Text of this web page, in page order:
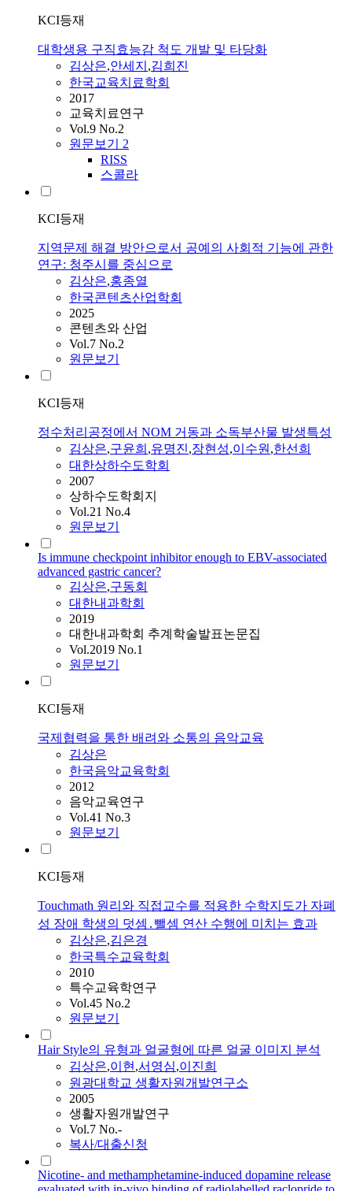
KCI등재
대학생용 구직효능감 척도 개발 및 타당화
김상은,안세지 ,김희진
한국교육치료학회
2017
교육치료연구
Vol.9 No.2
원문보기 2
RISS
스콜라
KCI등재
지역문제 해결 방안으로서 공예의 사회적 기능에 관한
연구: 청주시를 중심으로
김상은,홍종열
한국콘텐츠산업학회
2025
콘텐츠와 산업
Vol.7 No.2
원문보기
KCI등재
정수처리공정에서 NOM 거동과 소독부산물 발생특성
김상은,구윤희 ,유명진,장현성,이수원,한선희
대한상하수도학회
2007
상하수도학회지
Vol.21 No.4
원문보기
Is immune checkpoint inhibitor enough to EBV-associated
advanced gastric cancer?
김상은,구동회
대한내과학회
2019
대한내과학회 추계학술발표논문집
Vol.2019 No.1
원문보기
KCI등재
국제협력을 통한 배려와 소통의 음악교육
김상은
한국음악교육학회
2012
음악교육연구
Vol.41 No.3
원문보기
KCI등재
Touchmath 원리와 직접교수를 적용한 수학지도가 자폐
성 장애 학생의 덧셈․뺄셈 연산 수행에 미치는 효과
김상은,김은경
한국특수교육학회
2010
특수교육학연구
Vol.45 No.2
원문보기
Hair Style의 유형과 얼굴형에 따른 얼굴 이미지 분석
김상은,이현,서영심,이진희
원광대학교 생활자원개발연구소
2005
생활자원개발연구
Vol.7 No.-
복사/대출신청
Nicotine- and methamphetamine-induced dopamine release